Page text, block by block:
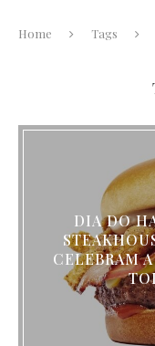
Home Tags
DIA DO
CELEBRAM